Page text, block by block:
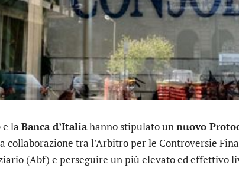
e la Banca d’Italiahanno stipulato unnuovo
collaborazione tra l’Arbitro per le Controversie
(Abf) e perseguire un più elevato ed effettivo